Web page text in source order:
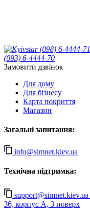
(098) 6-4444-71
(093) 6-4444-70
Замовити дзвінок
Для дому
Для бізнесу
Карта покриття
Магазин
Загальні запитання:
info@simnet.kiev.ua
Технічна підтримка:
support@simnet.kiev.ua
36, корпус А, 3 поверх